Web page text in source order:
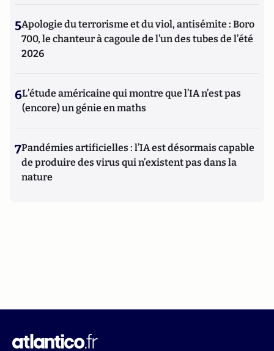
5Apologie du terrorisme et du viol, antisémite : Boro
700, le chanteur à cagoule de l’un des tubes de l’été
2026
6L’étude américaine qui montre que l’IA n’est pas
(encore) un génie en maths
7Pandémies artificielles : l’IA est désormais capable
de produire des virus qui n’existent pas dans la
nature